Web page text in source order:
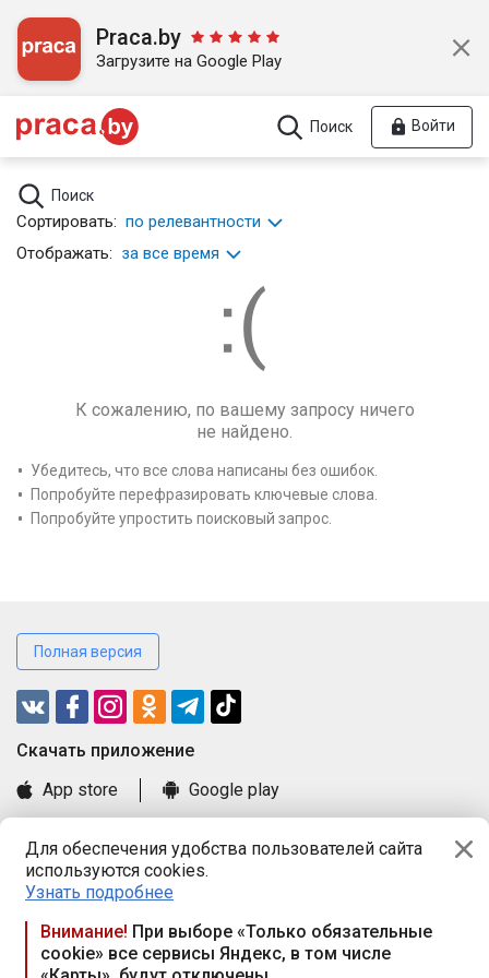
Для обеспечения удобства пользователей сайта
используются cookies.
Узнать подробнее
Внимание! При выборе «Только обязательные
cookie» все сервисы Яндекс, в том числе
Praca.by
Загрузите на Google Play
Поиск Войти
Поиск
Сортировать: по релевантности
Отображать: за все время
К сожалению, по вашему запросу ничего
не найдено.
Убедитесь, что все слова написаны без ошибок.
Попробуйте перефразировать ключевые слова.
Попробуйте упростить поисковый запрос.
Полная версия
Cкачать приложение
App store
Google play
Книга замечаний и предложений
Правила и документы
Praca.by © 2000—2026, ООО «ПРАЦА БАЙ»
Республика Беларусь, 220114, г. Минск, пр-т Независимости
117а, пом. № 9.